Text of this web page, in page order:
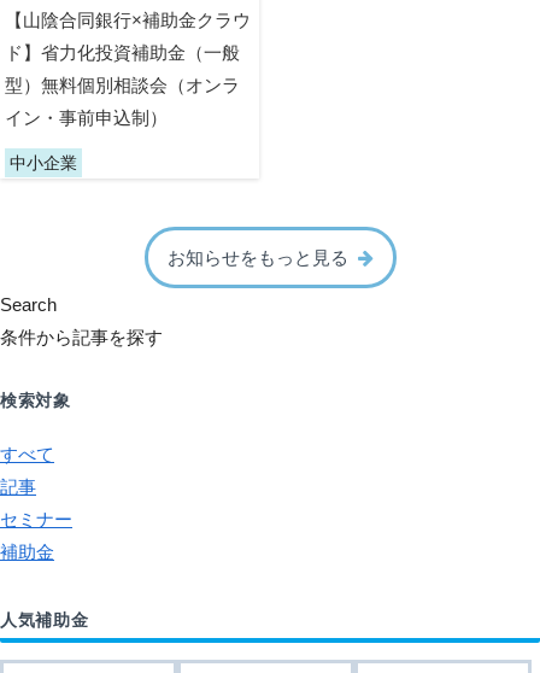
【山陰合同銀行×補助金クラウ
ド】省力化投資補助金（一般
型）無料個別相談会（オンラ
イン・事前申込制）
中小企業
お知らせをもっと見る
Search
条件から記事を探す
検索対象
すべて
記事
セミナー
補助金
人気補助金